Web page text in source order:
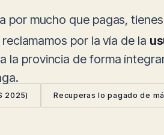
por mucho que pagas,
por la vía de la
provincia de forma
2025) Recuperas lo pagado de